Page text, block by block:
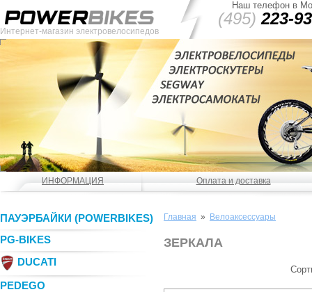
Интернет-магазин электровелосипедов
Наш телефон в
(495) 223-
ИНФОРМАЦИЯ Оплата и доставка
ПАУЭРБАЙКИ (POWERBIKES)
PG-BIKES
DUCATI
PEDEGO
Главная » Велоаксессуары
ЗЕРКАЛА